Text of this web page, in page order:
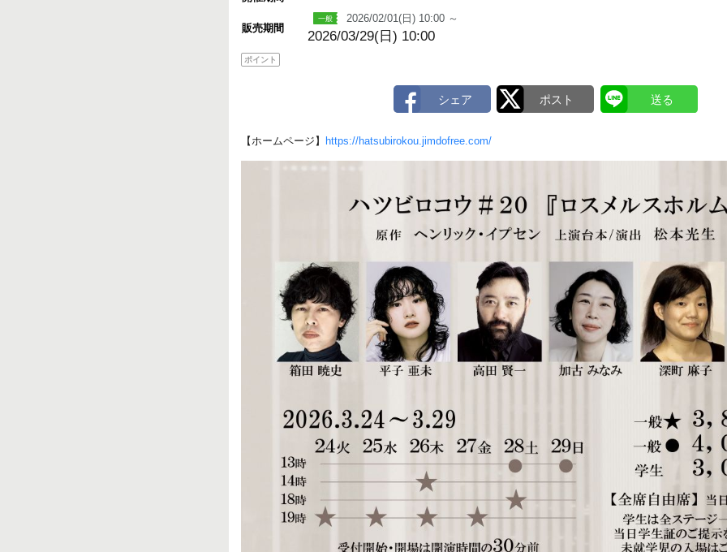
販売期間
2026/02/01(日) 10:00 ～
2026/03/29(日) 10:00
ポイント
【ホームページ】 https://hatsubirokou.jimdofree.com/